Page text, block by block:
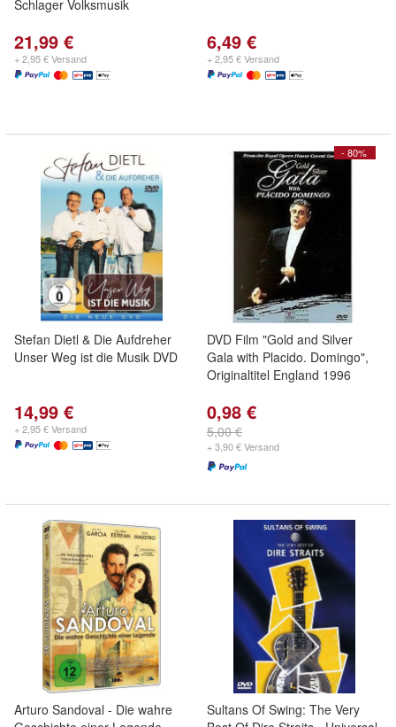
Schlager Volksmusik
21,99 €
+ 2,95 € Versand
6,49 €
+ 2,95 € Versand
Stefan Dietl & Die Aufdreher
Unser Weg ist die Musik DVD
14,99 €
+ 2,95 € Versand
- 80%
DVD Film "Gold and Silver
Gala with Placido. Domingo",
Originaltitel England 1996
0,98 €
5,00 €
+ 3,90 € Versand
Arturo Sandoval - Die wahre
Sultans Of Swing: The Very